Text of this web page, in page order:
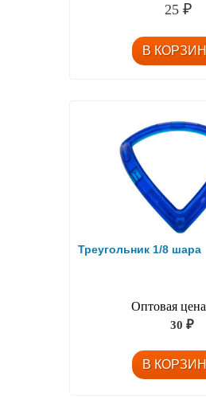
25 ₽
Треугольник 1/8 шара
Оптовая цена
30 ₽